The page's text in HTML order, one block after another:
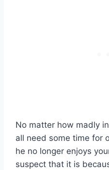
No matter how madly
all need some time for
he no longer enjoys
suspect that it is